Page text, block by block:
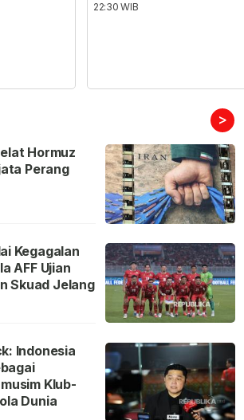
22:30 WIB
>
Hormuz
Perang
Kegagalan
AFF Ujian
Skuad Jelang
Indonesia
Klub-
Dunia